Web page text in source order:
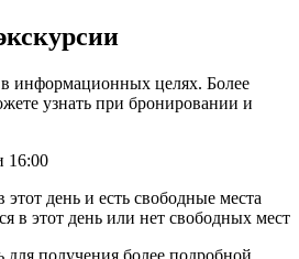
информационных целях. Более
узнать при бронировании и
16:00
этот день и есть свободные места
в этот день или нет свободных мест